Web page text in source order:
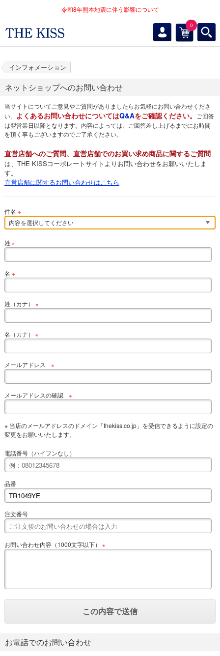
令和8年熊本地震に伴う影響について
0
インフォメーション
ネットショップへのお問い合わせ
当サイトについてご意見やご質問がありましたらお気軽にお問い合わせくださ
い。 よくあるお問い合わせについてはQ&Aをご確認ください。
ご回答
は翌営業日以降となります。内容によっては、ご回答差し上げるまでにお時間
を頂く事もございますのでご了承ください。
直営店舗へのご質問、直営店舗でのお買い求め商品に関するご質問
は、THE KISSコーポレートサイトよりお問い合わせをお願いいたしま
す。
直営店舗に関するお問い合わせはこちら
件名 ※
姓 ※
名 ※
姓（カナ） ※
名（カナ） ※
メールアドレス ※
メールアドレスの確認※
※ 当店のメールアドレスのドメイン「thekiss.co.jp」を受信できるように設定の
変更をお願いいたします。
電話番号（ハイフンなし）
品番
注文番号
お問い合わせ内容（1000文字以下） ※
お電話でのお問い合わせ